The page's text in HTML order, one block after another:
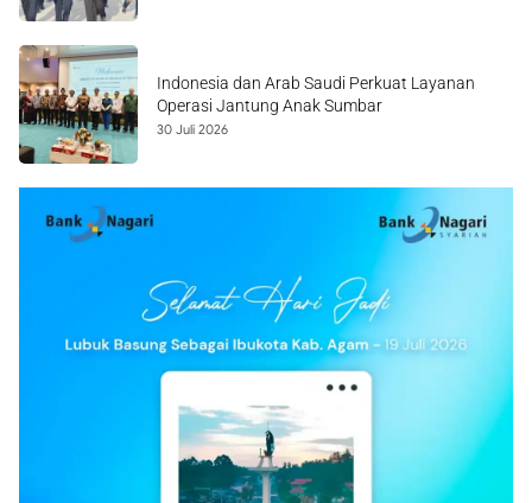
Indonesia dan Arab Saudi Perkuat Layanan
Operasi Jantung Anak Sumbar
30 Juli 2026